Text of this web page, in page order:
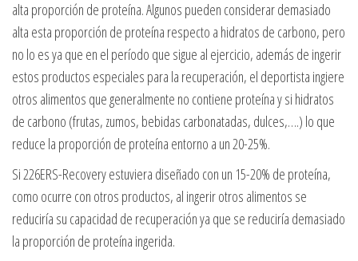
alta proporción de proteína. Algunos pueden considerar demasiado
alta esta proporción de proteína respecto a hidratos de carbono, pero
no lo es ya que en el período que sigue al ejercicio, además de ingerir
estos productos especiales para la recuperación, el deportista ingiere
otros alimentos que generalmente no contiene proteína y si hidratos
de carbono (frutas, zumos, bebidas carbonatadas, dulces,….) lo que
reduce la proporción de proteína entorno a un 20-25%.
Si 226ERS-Recovery estuviera diseñado con un 15-20% de proteína,
como ocurre con otros productos, al ingerir otros alimentos se
reduciría su capacidad de recuperación ya que se reduciría demasiado
la proporción de proteína ingerida.